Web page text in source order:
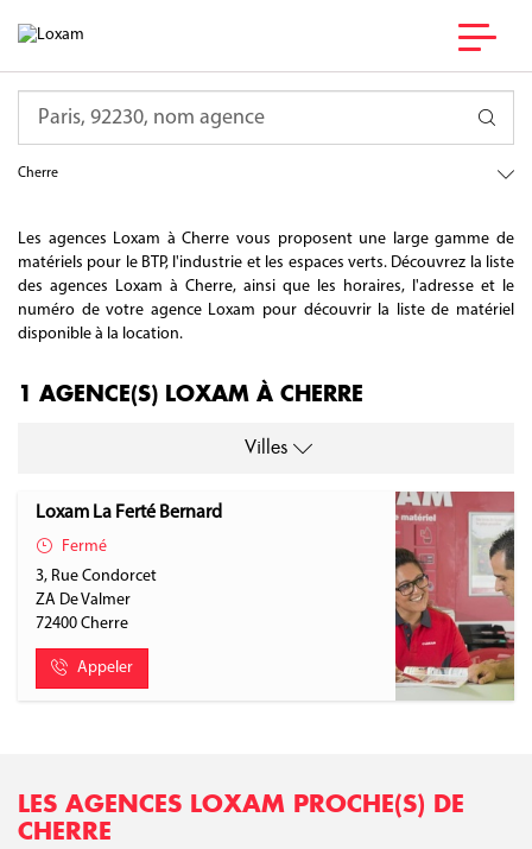
Cherre
Les agences Loxam à Cherre vous proposent une large gamme de
matériels pour le BTP, l'industrie et les espaces verts. Découvrez la liste
des agences Loxam à Cherre, ainsi que les horaires, l'adresse et le
numéro de votre agence Loxam pour découvrir la liste de matériel
disponible à la location.
1 AGENCE(S) LOXAM À CHERRE
Villes
Loxam La Ferté Bernard
Fermé
3, Rue Condorcet
ZA De Valmer
72400 Cherre
Appeler
LES AGENCES LOXAM PROCHE(S) DE
CHERRE